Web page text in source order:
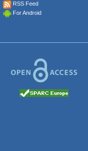
RSS Feed
For Android